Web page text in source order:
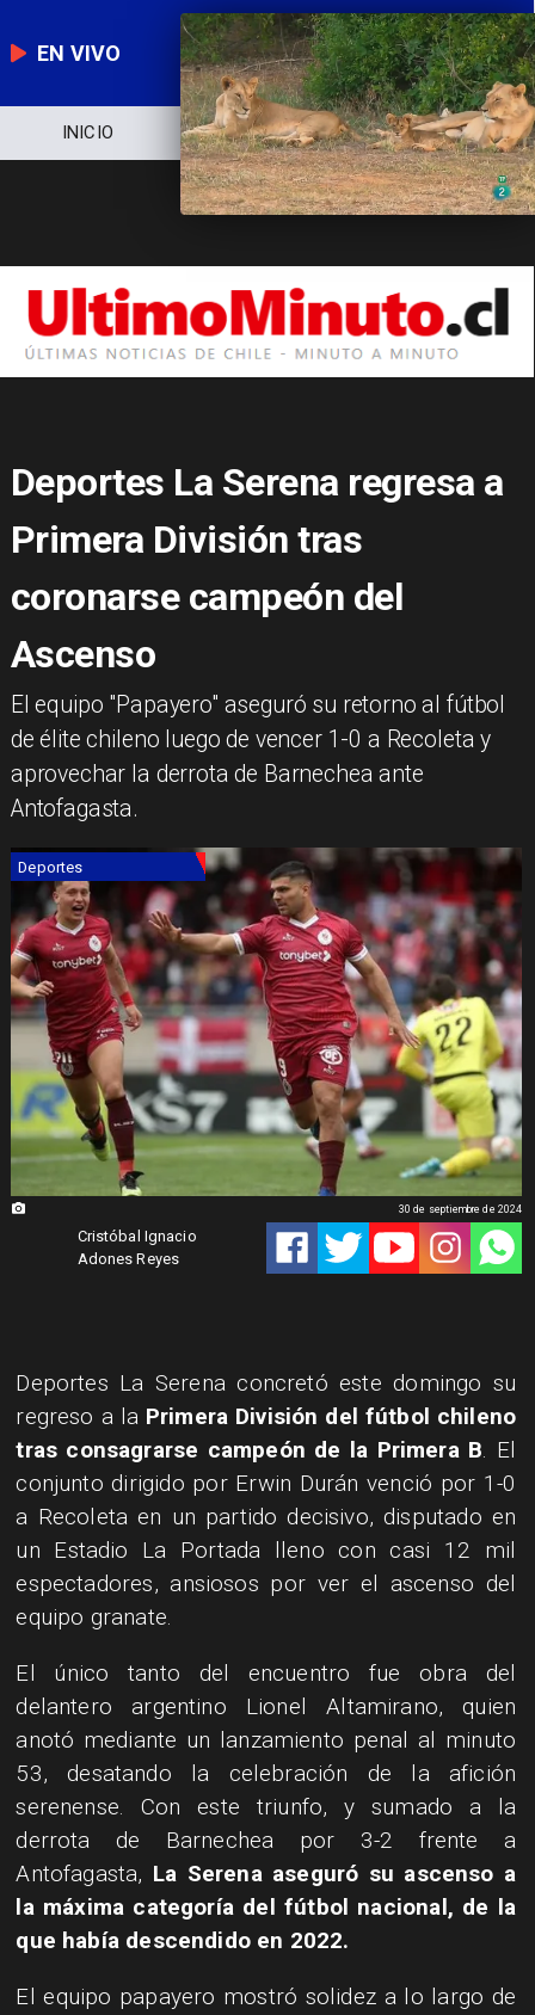
EN VIVO
NOTICIERO POLÍTICA ECONOMÍA
Deportes La Serena regresa a
Primera División tras
coronarse campeón del
Ascenso
​El equipo "Papayero" aseguró su retorno al fútbol
de élite chileno luego de vencer 1-0 a Recoleta y
aprovechar la derrota de Barnechea ante
Antofagasta.
Deportes
Cristóbal Ignacio
Adones Reyes
30 de septiembre de 2024
Deportes La Serena concretó este domingo su
regreso a la Primera División del fútbol chileno
tras consagrarse campeón de la Primera B. El
conjunto dirigido por Erwin Durán venció por 1-0
a Recoleta en un partido decisivo, disputado en
un Estadio La Portada lleno con casi 12 mil
espectadores, ansiosos por ver el ascenso del
equipo granate.
El único tanto del encuentro fue obra del
delantero argentino Lionel Altamirano, quien
anotó mediante un lanzamiento penal al minuto
53, desatando la celebración de la afición
serenense. Con este triunfo, y sumado a la
derrota de Barnechea por 3-2 frente a
Antofagasta, La Serena aseguró su ascenso a
la máxima categoría del fútbol nacional, de la
que había descendido en 2022.
El equipo papayero mostró solidez a lo largo de